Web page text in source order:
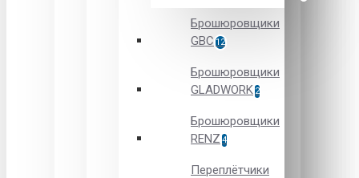
Брошюровщики
GBC 12
Брошюровщики
GLADWORK 2
Брошюровщики
RENZ 4
Переплётчики